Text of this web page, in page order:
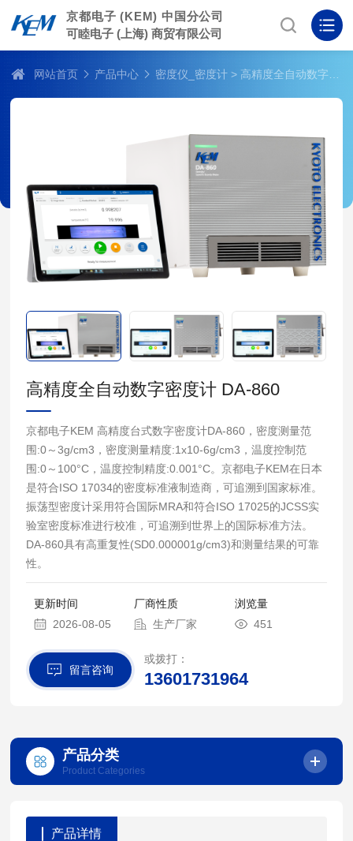
京都电子 (KEM) 中国分公司
可睦电子 (上海) 商贸有限公司
网站首页 产品中心 密度仪_密度计 > 高精度全自动数字密度计 DA-860
高精度全自动数字密度计 DA-860
京都电子KEM 高精度台式数字密度计DA-860，密度测量范
围:0～3g/cm3，密度测量精度:1x10-6g/cm3，温度控制范
围:0～100°C，温度控制精度:0.001°C。京都电子KEM在日本
是符合ISO 17034的密度标准液制造商，可追溯到国家标准。
振荡型密度计采用符合国际MRA和符合ISO 17025的JCSS实
验室密度标准进行校准，可追溯到世界上的国际标准方法。
DA-860具有高重复性(SD0.000001g/cm3)和测量结果的可靠
性。
更新时间
2026-08-05
厂商性质
生产厂家
浏览量
451
留言咨询
或拨打：
13601731964
产品分类
Product Categories
产品详情